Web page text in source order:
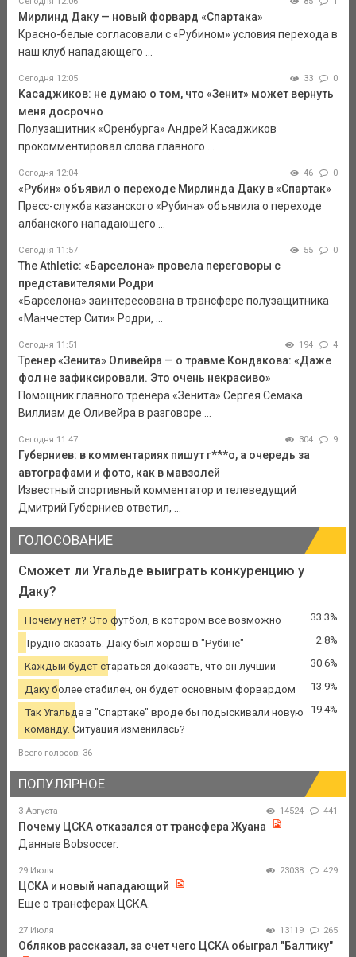
Мирлинд Даку — новый форвард «Спартака»
Красно-белые согласовали с «Рубином» условия перехода в
наш клуб нападающего ...
Сегодня 12:05 33 0
Касаджиков: не думаю о том, что «Зенит» может вернуть
меня досрочно
Полузащитник «Оренбурга» Андрей Касаджиков
прокомментировал слова главного ...
Сегодня 12:04 46 0
«Рубин» объявил о переходе Мирлинда Даку в «Спартак»
Пресс-служба казанского «Рубина» объявила о переходе
албанского нападающего ...
Сегодня 11:57 55 0
The Athletic: «Барселона» провела переговоры с
представителями Родри
«Барселона» заинтересована в трансфере полузащитника
«Манчестер Сити» Родри, ...
Сегодня 11:51 194 4
Тренер «Зенита» Оливейра — о травме Кондакова: «Даже
фол не зафиксировали. Это очень некрасиво»
Помощник главного тренера «Зенита» Сергея Семака
Виллиам де Оливейра в разговоре ...
Сегодня 11:47 304 9
Губерниев: в комментариях пишут г***о, а очередь за
автографами и фото, как в мавзолей
Известный спортивный комментатор и телеведущий
Дмитрий Губерниев ответил, ...
ГОЛОСОВАНИЕ
Сможет ли Угальде выиграть конкуренцию у
Даку?
Почему нет? Это футбол, в котором все возможно 33.3%
Трудно сказать. Даку был хорош в "Рубине" 2.8%
Каждый будет стараться доказать, что он лучший 30.6%
Даку более стабилен, он будет основным форвардом 13.9%
Так Угальде в "Спартаке" вроде бы подыскивали новую
команду. Ситуация изменилась?
19.4%
Всего голосов: 36
ПОПУЛЯРНОЕ
3 Августа 14524 441
Почему ЦСКА отказался от трансфера Жуана
Данные Bobsoccer.
29 Июля 23038 429
ЦСКА и новый нападающий
Еще о трансферах ЦСКА.
27 Июля 13119 265
Обляков рассказал, за счет чего ЦСКА обыграл "Балтику"